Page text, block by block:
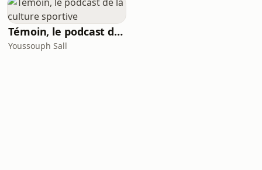
Témoin, le podcast de la culture sportive
Youssouph Sall